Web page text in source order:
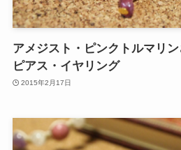
アメジスト・ピンクトルマリ
ピアス・イヤリング
2015年2月17日